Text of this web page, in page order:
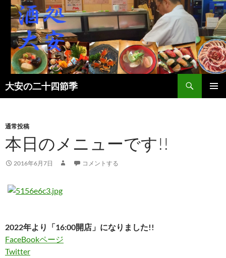
大安の二十四節季
検
索
ン
へ
キ
プ
通常投稿
本日のメニューです!!
2016年6月7日 コメントする
2022年より「16:00開店」になりました!!
FaceBookページ
Twitter